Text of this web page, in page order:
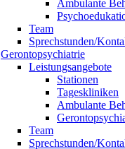
Ambulante
Team
Sprechstunden/
Gerontopsychiatrie
Leistungsangebote
Stationen
Tageskliniken
Ambulante
Team
Sprechstunden/